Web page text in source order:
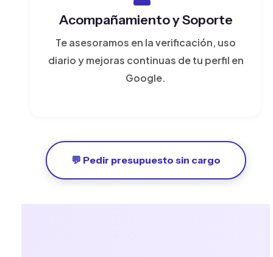
Acompañamiento y Soporte
Te asesoramos en la verificación, uso
diario y mejoras continuas de tu perfil en
Google.
💬 Pedir presupuesto sin cargo